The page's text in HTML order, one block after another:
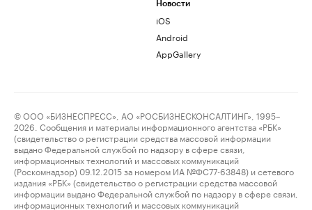
Новости
iOS
Android
AppGallery
© ООО «БИЗНЕСПРЕСС», АО «РОСБИЗНЕСКОНСАЛТИНГ», 1995–
2026. Сообщения и материалы информационного агентства «РБК»
(свидетельство о регистрации средства массовой информации
выдано Федеральной службой по надзору в сфере связи,
информационных технологий и массовых коммуникаций
(Роскомнадзор) 09.12.2015 за номером ИА №ФС77-63848) и сетевого
издания «РБК» (свидетельство о регистрации средства массовой
информации выдано Федеральной службой по надзору в сфере связи,
информационных технологий и массовых коммуникаций